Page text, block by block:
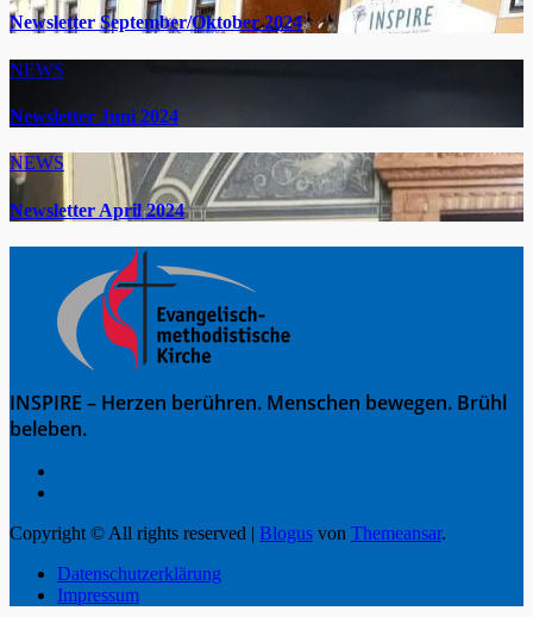
Newsletter September/Oktober 2024
NEWS
Newsletter Juni 2024
NEWS
Newsletter April 2024
INSPIRE – Herzen berühren. Menschen bewegen. Brühl
beleben.
Copyright © All rights reserved | Blogus von Themeansar.
Datenschutzerklärung
Impressum